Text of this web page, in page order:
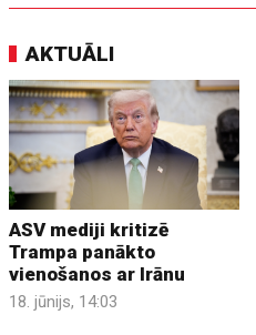
AKTUĀLI
ASV mediji kritizē
Trampa panākto
vienošanos ar Irānu
18. jūnijs, 14:03